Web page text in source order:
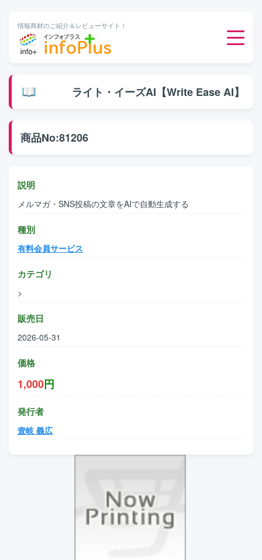
情報商材のご紹介＆レビューサイト！
ライト・イーズAI【Write Ease AI】
商品No:81206
説明
メルマガ・SNS投稿の文章をAIで自動生成する
種別
有料会員サービス
カテゴリ
>
販売日
2026-05-31
価格
1,000円
発行者
壹岐 義広